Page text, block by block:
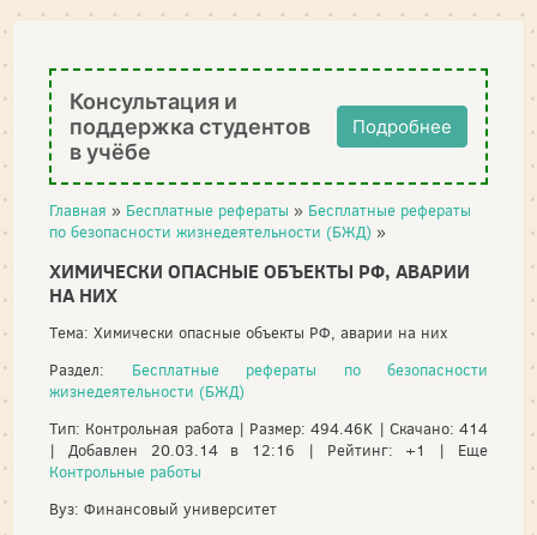
Консультация и
поддержка студентов
в учёбе
Подробнее
Главная » Бесплатные рефераты » Бесплатные рефераты
по безопасности жизнедеятельности (БЖД) »
ХИМИЧЕСКИ ОПАСНЫЕ ОБЪЕКТЫ РФ, АВАРИИ
НА НИХ
Тема: Химически опасные объекты РФ, аварии на них
Раздел: Бесплатные рефераты по безопасности
жизнедеятельности (БЖД)
Тип: Контрольная работа | Размер: 494.46K | Скачано: 414
| Добавлен 20.03.14 в 12:16 | Рейтинг: +1 | Еще
Контрольные работы
Вуз: Финансовый университет